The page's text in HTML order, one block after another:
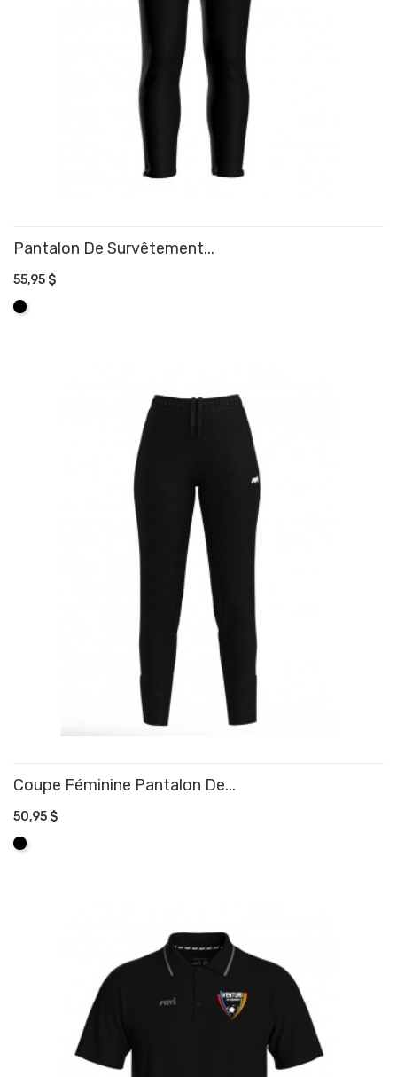
Pantalon De Survêtement...
55,95 $
Noir
Coupe Féminine Pantalon De...
50,95 $
Noir